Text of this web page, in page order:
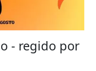
- regido por